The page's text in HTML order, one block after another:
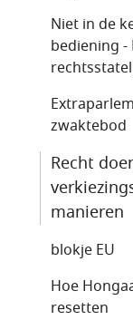
Niet in de
bediening -
zwaktebod
Recht
manieren
blokje EU
Hoe
resetten